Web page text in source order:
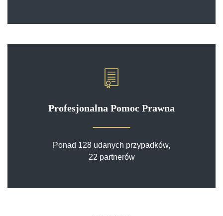
Profesjonalna Pomoc Prawna
Ponad 128 udanych przypadków,
22 partnerów